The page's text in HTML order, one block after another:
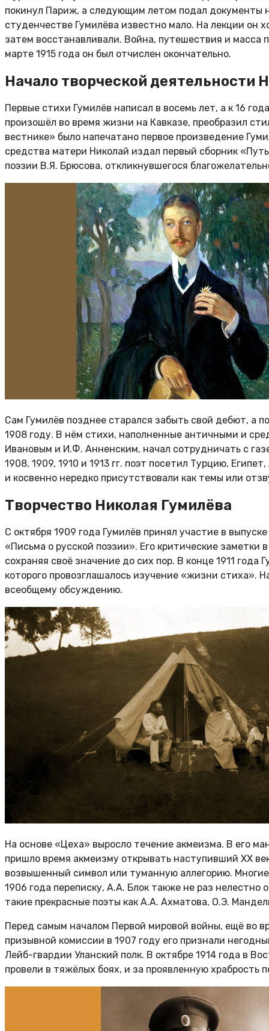
покинул Париж, а следующим летом подал документы
студенчестве Гумилёва известно мало. На лекции он
затем восстанавливали. Война, путешествия и масса
марте 1915 года он был отчислен окончательно.
Начало творческой деятельности
Первые стихи Гумилёв написал в восемь лет, а к 16
произошёл во время жизни на Кавказе, преобразил
вестнике» было напечатано первое произведение
средства матери Николай издал первый сборник
поэзии В.Я. Брюсова, откликнувшегося
Сам Гумилёв позднее старался забыть свой дебют, а
1908 году. В нём стихи, наполненные античными и
Ивановым и И.Ф. Анненским, начал сотрудничать с
1908, 1909, 1910 и 1913 гг. поэт посетил Турцию,
и косвенно нередко присутствовали как темы или
Творчество Николая Гумилёва
С октября 1909 года Гумилёв принял участие в
«Письма о русской поэзии». Его критические заметки
сохраняя своё значение до сих пор. В конце 1911
которого провозглашалось изучение «жизни стиха».
всеобщему обсуждению.
На основе «Цеха» выросло течение акмеизма. В его
пришло время акмеизму открывать наступивший XX
возвышенный символ или туманную аллегорию.
1906 года переписку, А.А. Блок также не раз
такие прекрасные поэты как А.А. Ахматова, О.Э.
Перед самым началом Первой мировой войны, ещё во
призывной комиссии в 1907 году его признали
Лейб-гвардии Уланский полк. В октябре 1914 года в
провели в тяжёлых боях, и за проявленную храбрость